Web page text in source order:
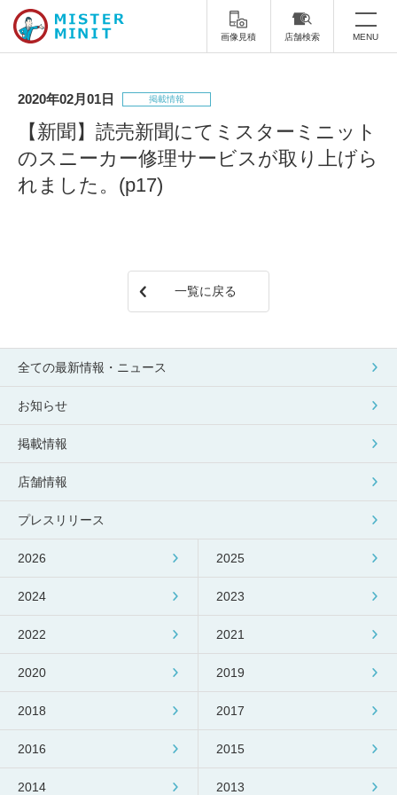
画像見積 店舗検索 MENU
ミスターミニットについて
修理サービス・料金
時計修理・電池交換
印鑑・はんこの作製
包丁研ぎ
店舗を探す
オンライン修理見積もりサービス（配送修理）
よくあるご質問
お問い合わせ
採用情報
2020年02月01日 掲載情報
【新聞】読売新聞にてミスターミニット
のスニーカー修理サービスが取り上げら
れました。(p17)
一覧に戻る
全ての最新情報・ニュース
お知らせ
掲載情報
店舗情報
プレスリリース
2026 2025
2024 2023
2022 2021
2020 2019
2018 2017
2016 2015
2014 2013